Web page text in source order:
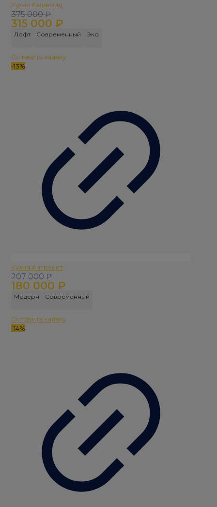
Кухня Кашемир
375 000₽
Первоначальная
цена
составляла
315 000 ₽
Текущая
цена:
315
Лофт Современный Эко
Оставить заявку
-13%
Кухня Антрацит
207 000₽
Первоначальная
цена
составляла
180 000 ₽
Текущая
цена:
180
Модерн Современный
Оставить заявку
-14%